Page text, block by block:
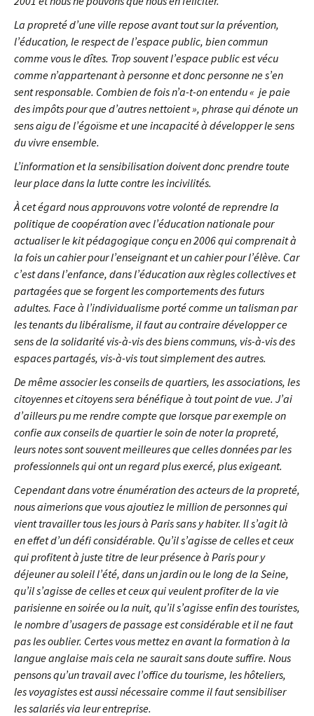
La propreté d’une ville repose avant tout sur la prévention,
l’éducation, le respect de l’espace public, bien commun
comme vous le dîtes. Trop souvent l’espace public est vécu
comme n’appartenant à personne et donc personne ne s’en
sent responsable. Combien de fois n’a-t-on entendu « je paie
des impôts pour que d’autres nettoient », phrase qui dénote un
sens aigu de l’égoïsme et une incapacité à développer le sens
du vivre ensemble.
L’information et la sensibilisation doivent donc prendre toute
leur place dans la lutte contre les incivilités.
À cet égard nous approuvons votre volonté de reprendre la
politique de coopération avec l’éducation nationale pour
actualiser le kit pédagogique conçu en 2006 qui comprenait à
la fois un cahier pour l’enseignant et un cahier pour l’élève. Car
c’est dans l’enfance, dans l’éducation aux règles collectives et
partagées que se forgent les comportements des futurs
adultes. Face à l’individualisme porté comme un talisman par
les tenants du libéralisme, il faut au contraire développer ce
sens de la solidarité vis-à-vis des biens communs, vis-à-vis des
espaces partagés, vis-à-vis tout simplement des autres.
De même associer les conseils de quartiers, les associations, les
citoyennes et citoyens sera bénéfique à tout point de vue. J’ai
d’ailleurs pu me rendre compte que lorsque par exemple on
confie aux conseils de quartier le soin de noter la propreté,
leurs notes sont souvent meilleures que celles données par les
professionnels qui ont un regard plus exercé, plus exigeant.
Cependant dans votre énumération des acteurs de la propreté,
nous aimerions que vous ajoutiez le million de personnes qui
vient travailler tous les jours à Paris sans y habiter. Il s’agit là
en effet d’un défi considérable. Qu’il s’agisse de celles et ceux
qui profitent à juste titre de leur présence à Paris pour y
déjeuner au soleil l’été, dans un jardin ou le long de la Seine,
qu’il s’agisse de celles et ceux qui veulent profiter de la vie
parisienne en soirée ou la nuit, qu’il s’agisse enfin des touristes,
le nombre d’usagers de passage est considérable et il ne faut
pas les oublier. Certes vous mettez en avant la formation à la
langue anglaise mais cela ne saurait sans doute suffire. Nous
pensons qu’un travail avec l’office du tourisme, les hôteliers,
les voyagistes est aussi nécessaire comme il faut sensibiliser
les salariés via leur entreprise.